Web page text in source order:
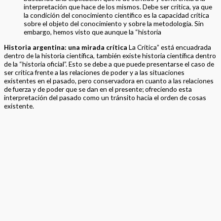
interpretación que hace de los mismos. Debe ser crítica, ya que
la condición del conocimiento científico es la capacidad crítica
sobre el objeto del conocimiento y sobre la metodología. Sin
embargo, hemos visto que aunque la “historia
Historia argentina: una mirada crítica La Crítica” está encuadrada
dentro de la historia científica, también existe historia científica dentro
de la “historia oficial”. Esto se debe a que puede presentarse el caso de
ser crítica frente a las relaciones de poder y a las situaciones
existentes en el pasado, pero conservadora en cuanto a las relaciones
de fuerza y de poder que se dan en el presente; ofreciendo esta
interpretación del pasado como un tránsito hacia el orden de cosas
existente.